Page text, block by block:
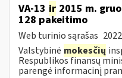
VA-13 ir 2015 m.
128 pakeitimo
Web turinio sąrašas
Valstybinė mokesčių
Respublikos finansų
parengė informacinį